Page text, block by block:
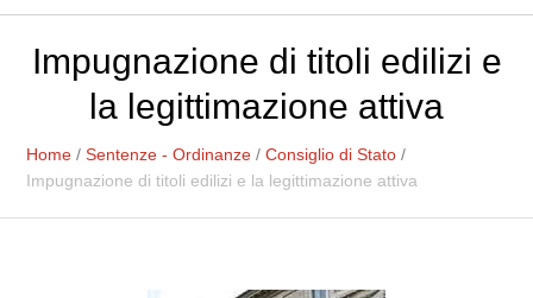
Impugnazione di titoli edilizi e
la legittimazione attiva
Home /Sentenze - Ordinanze /Consiglio di Stato /
Impugnazione di titoli edilizi e la legittimazione attiva